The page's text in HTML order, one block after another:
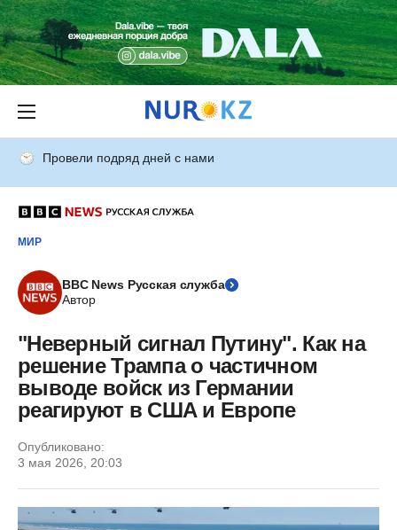
Провели подряд дней с нами
МИР
BBC News Русская служба
Автор
"Неверный сигнал Путину". Как на
решение Трампа о частичном
выводе войск из Германии
реагируют в США и Европе
Опубликовано:
3 мая 2026, 20:03